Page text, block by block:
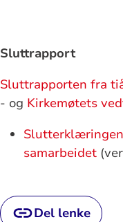
Sluttrapport
Sluttrapporten fra
- og Kirkemøtets
samarbeidet
Del lenke